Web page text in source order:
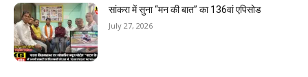
सांकरा में सुना “मन की बात” का 136वां एपिसोड
July 27, 2026